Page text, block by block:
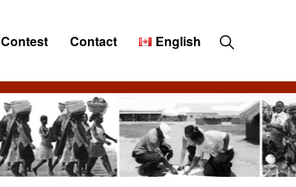
Contest Contact English Show
Search